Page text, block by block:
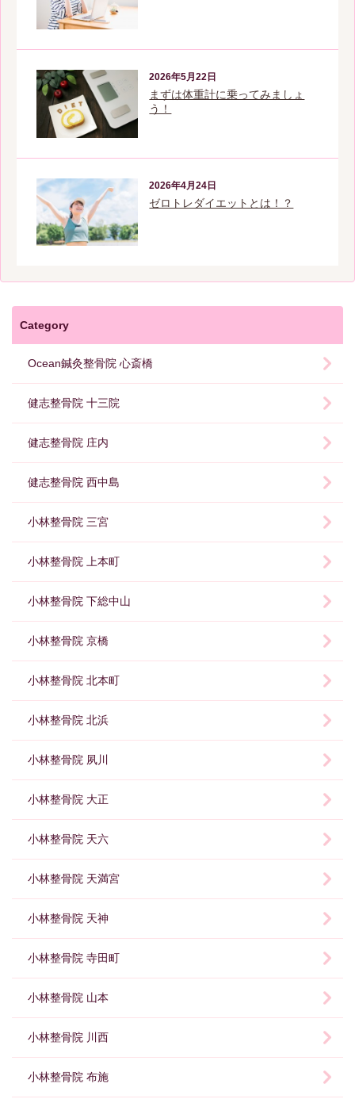
2026年5月22日
まずは体重計に乗ってみましょ
う！
2026年4月24日
ゼロトレダイエットとは！？
Category
Ocean鍼灸整骨院 心斎橋
健志整骨院 十三院
健志整骨院 庄内
健志整骨院 西中島
小林整骨院 三宮
小林整骨院 上本町
小林整骨院 下総中山
小林整骨院 京橋
小林整骨院 北本町
小林整骨院 北浜
小林整骨院 夙川
小林整骨院 大正
小林整骨院 天六
小林整骨院 天満宮
小林整骨院 天神
小林整骨院 寺田町
小林整骨院 山本
小林整骨院 川西
小林整骨院 布施